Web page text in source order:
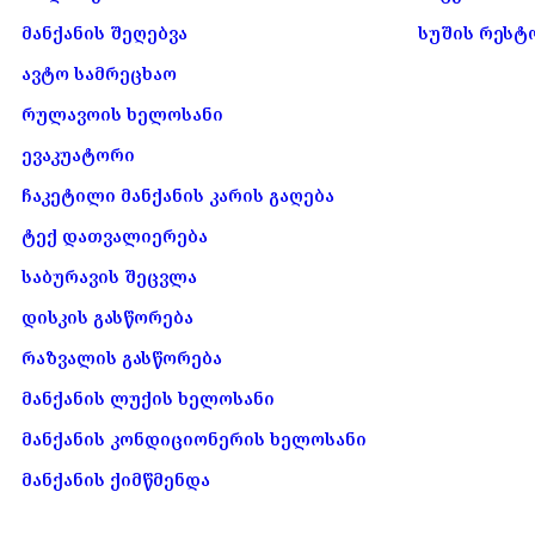
მანქანის შეღებვა
ავტო სამრეცხაო
რულავოის ხელოსანი
ევაკუატორი
ჩაკეტილი მანქანის კარის გაღება
ტექ დათვალიერება
საბურავის შეცვლა
დისკის გასწორება
რაზვალის გასწორება
მანქანის ლუქის ხელოსანი
მანქანის კონდიციონერის ხელოსანი
მანქანის ქიმწმენდა
სუშის